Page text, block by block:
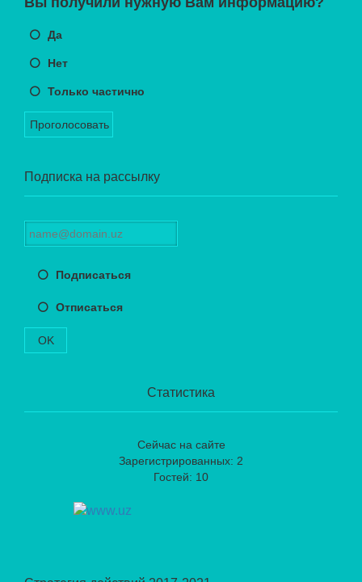
Да
Нет
Только частично
Проголосовать
Подписка на рассылку
Подписаться
Отписаться
OK
Статистика
Сейчас на сайте
Зарегистрированных: 2
Гостей: 10